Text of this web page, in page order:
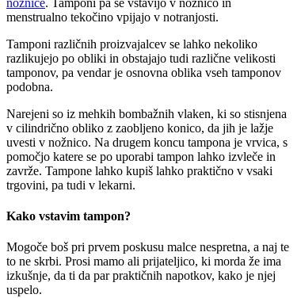
nožnice. Tamponi pa se vstavijo v nožnico in
menstrualno tekočino vpijajo v notranjosti.
Tamponi različnih proizvajalcev se lahko nekoliko
razlikujejo po obliki in obstajajo tudi različne velikosti
tamponov, pa vendar je osnovna oblika vseh tamponov
podobna.
Narejeni so iz mehkih bombažnih vlaken, ki so stisnjena
v cilindrično obliko z zaobljeno konico, da jih je lažje
uvesti v nožnico. Na drugem koncu tampona je vrvica, s
pomočjo katere se po uporabi tampon lahko izvleče in
zavrže. Tampone lahko kupiš lahko praktično v vsaki
trgovini, pa tudi v lekarni.
Kako vstavim tampon?
Mogoče boš pri prvem poskusu malce nespretna, a naj te
to ne skrbi. Prosi mamo ali prijateljico, ki morda že ima
izkušnje, da ti da par praktičnih napotkov, kako je njej
uspelo.